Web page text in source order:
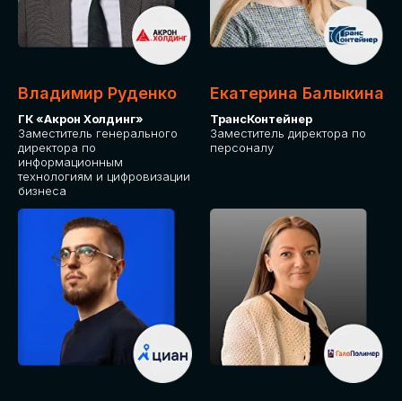
Владимир Руденко
ГК «Акрон Холдинг»
Заместитель генерального
директора по
информационным
технологиям и цифровизации
бизнеса
Екатерина Балыкина
ТрансКонтейнер
Заместитель директора по
персоналу